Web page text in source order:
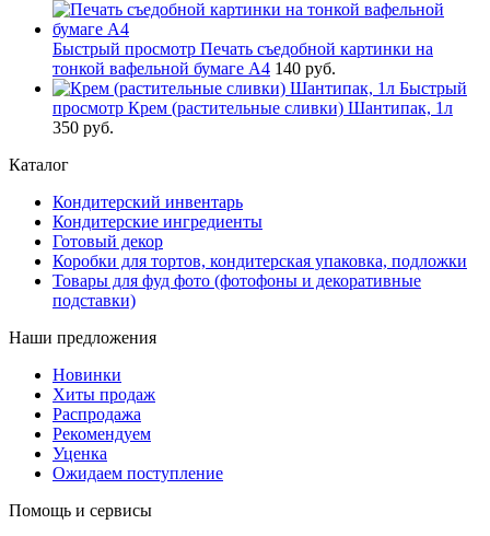
Быстрый просмотр Печать съедобной картинки на
тонкой вафельной бумаге А4 140 руб.
Быстрый
просмотр Крем (растительные сливки) Шантипак, 1л
350 руб.
Каталог
Кондитерский инвентарь
Кондитерские ингредиенты
Готовый декор
Коробки для тортов, кондитерская упаковка, подложки
Товары для фуд фото (фотофоны и декоративные
подставки)
Наши предложения
Новинки
Хиты продаж
Распродажа
Рекомендуем
Уценка
Ожидаем поступление
Помощь и сервисы